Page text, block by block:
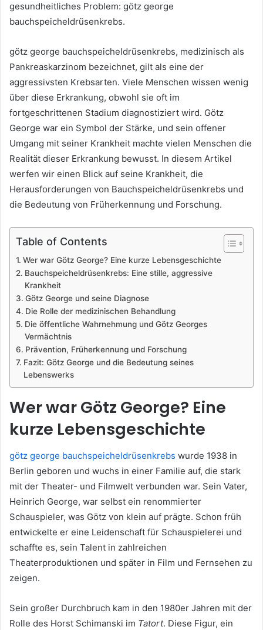
gesundheitliches Problem: götz george
bauchspeicheldrüsenkrebs.
götz george bauchspeicheldrüsenkrebs, medizinisch als
Pankreaskarzinom bezeichnet, gilt als eine der
aggressivsten Krebsarten. Viele Menschen wissen wenig
über diese Erkrankung, obwohl sie oft im
fortgeschrittenen Stadium diagnostiziert wird. Götz
George war ein Symbol der Stärke, und sein offener
Umgang mit seiner Krankheit machte vielen Menschen die
Realität dieser Erkrankung bewusst. In diesem Artikel
werfen wir einen Blick auf seine Krankheit, die
Herausforderungen von Bauchspeicheldrüsenkrebs und
die Bedeutung von Früherkennung und Forschung.
Table of Contents
Wer war Götz George? Eine kurze Lebensgeschichte
Bauchspeicheldrüsenkrebs: Eine stille, aggressive
Krankheit
Götz George und seine Diagnose
Die Rolle der medizinischen Behandlung
Die öffentliche Wahrnehmung und Götz Georges
Vermächtnis
Prävention, Früherkennung und Forschung
Fazit: Götz George und die Bedeutung seines
Lebenswerks
Wer war Götz George? Eine
kurze Lebensgeschichte
götz george bauchspeicheldrüsenkrebs wurde 1938 in
Berlin geboren und wuchs in einer Familie auf, die stark
mit der Theater- und Filmwelt verbunden war. Sein Vater,
Heinrich George, war selbst ein renommierter
Schauspieler, was Götz von klein auf prägte. Schon früh
entwickelte er eine Leidenschaft für Schauspielerei und
schaffte es, sein Talent in zahlreichen
Theaterproduktionen und später in Film und Fernsehen zu
zeigen.
Sein großer Durchbruch kam in den 1980er Jahren mit der
Rolle des Horst Schimanski im Tatort. Diese Figur, ein